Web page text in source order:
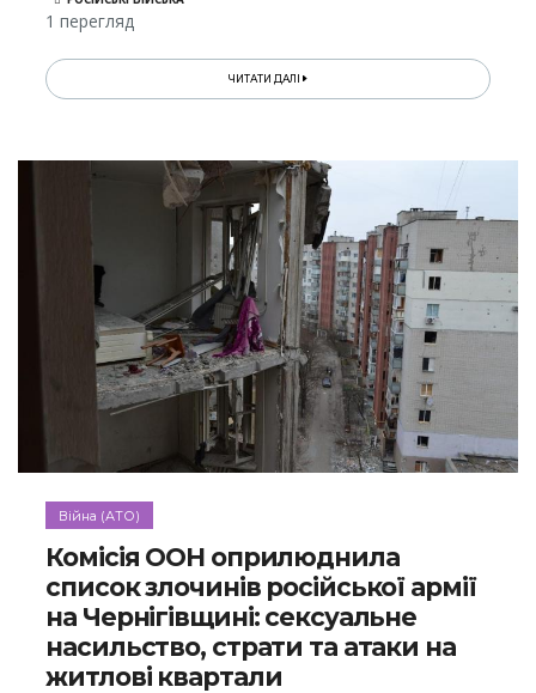
1 перегляд
ЧИТАТИ ДАЛІ
Війна (АТО)
Комісія ООН оприлюднила
список злочинів російської армії
на Чернігівщині: сексуальне
насильство, страти та атаки на
житлові квартали